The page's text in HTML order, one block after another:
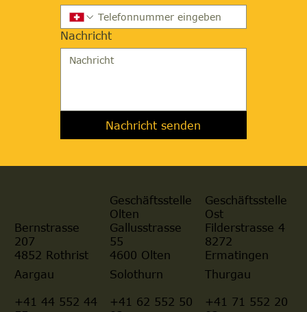
Nachricht
Nachricht senden
Bernstrasse
207
4852 Rothrist
Geschäftsstelle
Olten
Gallusstrasse
55
4600 Olten
Geschäftsstelle
Ost
Filderstrasse 4
8272
Ermatingen
Aargau
+41 44 552 44
Solothurn
+41 62 552 50
Thurgau
+41 71 552 20